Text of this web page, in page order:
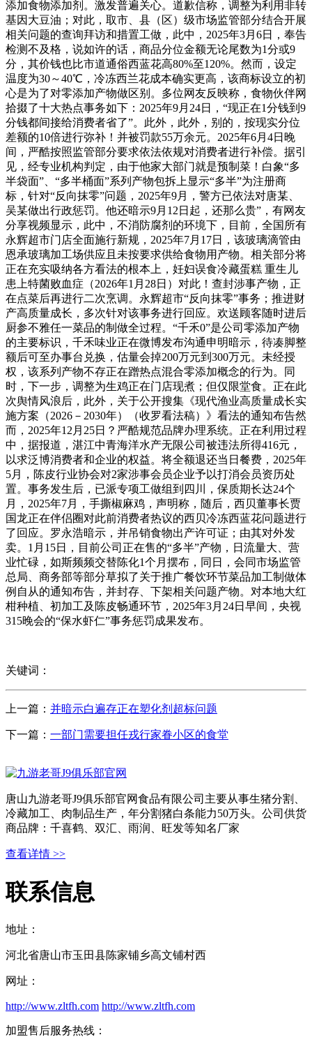
关键词：
上一篇： 并暗示白遍存正在塑化剂超标问题
下一篇： 一部门需要担任戎行家眷小区的食堂
唐山九游老哥J9俱乐部官网食品有限公司主要从事生猪分割、
冷藏加工、肉制品生产，年分割猪白条能力50万头。公司供货
商品牌：千喜鹤、双汇、雨润、旺发等知名厂家
查看详情 >>
联系信息
地址：
河北省唐山市玉田县陈家铺乡高文铺村西
网址：
http://www.zltfh.com http://www.zltfh.com
加盟售后服务热线：